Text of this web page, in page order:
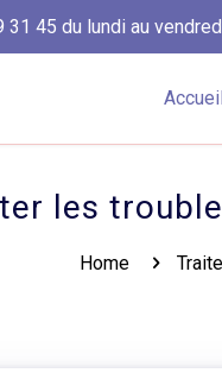
45 du lundi au
Accueil
les
Home